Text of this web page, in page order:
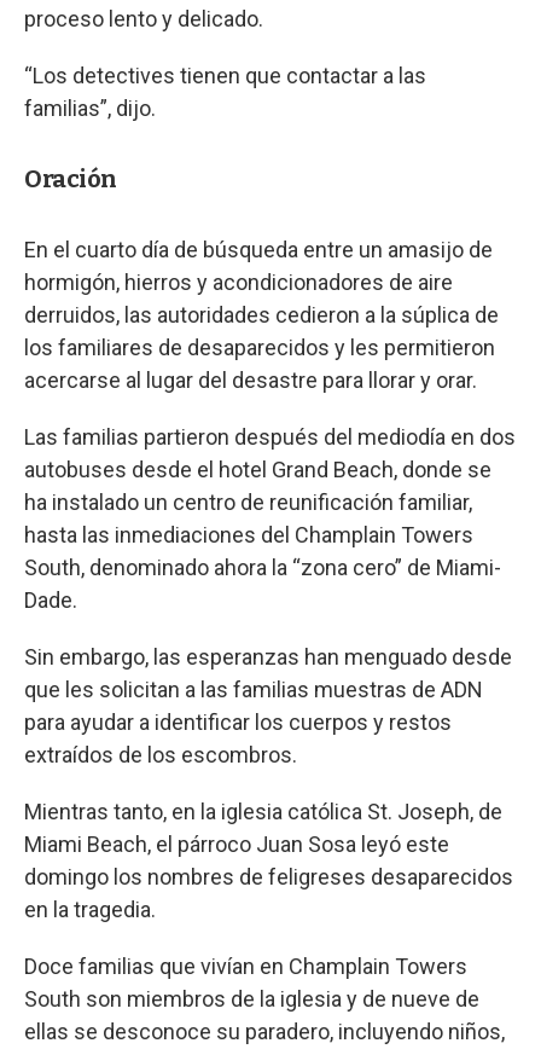
proceso lento y delicado.
“Los detectives tienen que contactar a las
familias”, dijo.
Oración
En el cuarto día de búsqueda entre un amasijo de
hormigón, hierros y acondicionadores de aire
derruidos, las autoridades cedieron a la súplica de
los familiares de desaparecidos y les permitieron
acercarse al lugar del desastre para llorar y orar.
Las familias partieron después del mediodía en dos
autobuses desde el hotel Grand Beach, donde se
ha instalado un centro de reunificación familiar,
hasta las inmediaciones del Champlain Towers
South, denominado ahora la “zona cero” de Miami-
Dade.
Sin embargo, las esperanzas han menguado desde
que les solicitan a las familias muestras de ADN
para ayudar a identificar los cuerpos y restos
extraídos de los escombros.
Mientras tanto, en la iglesia católica St. Joseph, de
Miami Beach, el párroco Juan Sosa leyó este
domingo los nombres de feligreses desaparecidos
en la tragedia.
Doce familias que vivían en Champlain Towers
South son miembros de la iglesia y de nueve de
ellas se desconoce su paradero, incluyendo niños,